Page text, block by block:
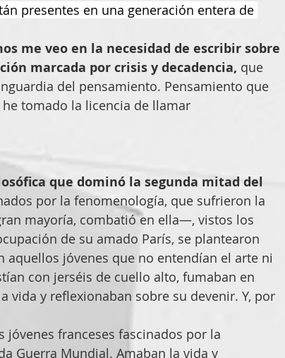
presentes en una generación entera de
me veo en la necesidad de escribir sobre
marcada por crisis y decadencia, que
del pensamiento. Pensamiento que
tomado la licencia de llamar
que dominó la segunda mitad del
por la fenomenología, que sufrieron la
mayoría, combatió en ella—, vistos los
de su amado París, se plantearon
aquellos jóvenes que no entendían el arte ni
con jerséis de cuello alto, fumaban en
vida y reflexionaban sobre su devenir. Y, por
jóvenes franceses fascinados por la
Guerra Mundial. Amaban la vida y